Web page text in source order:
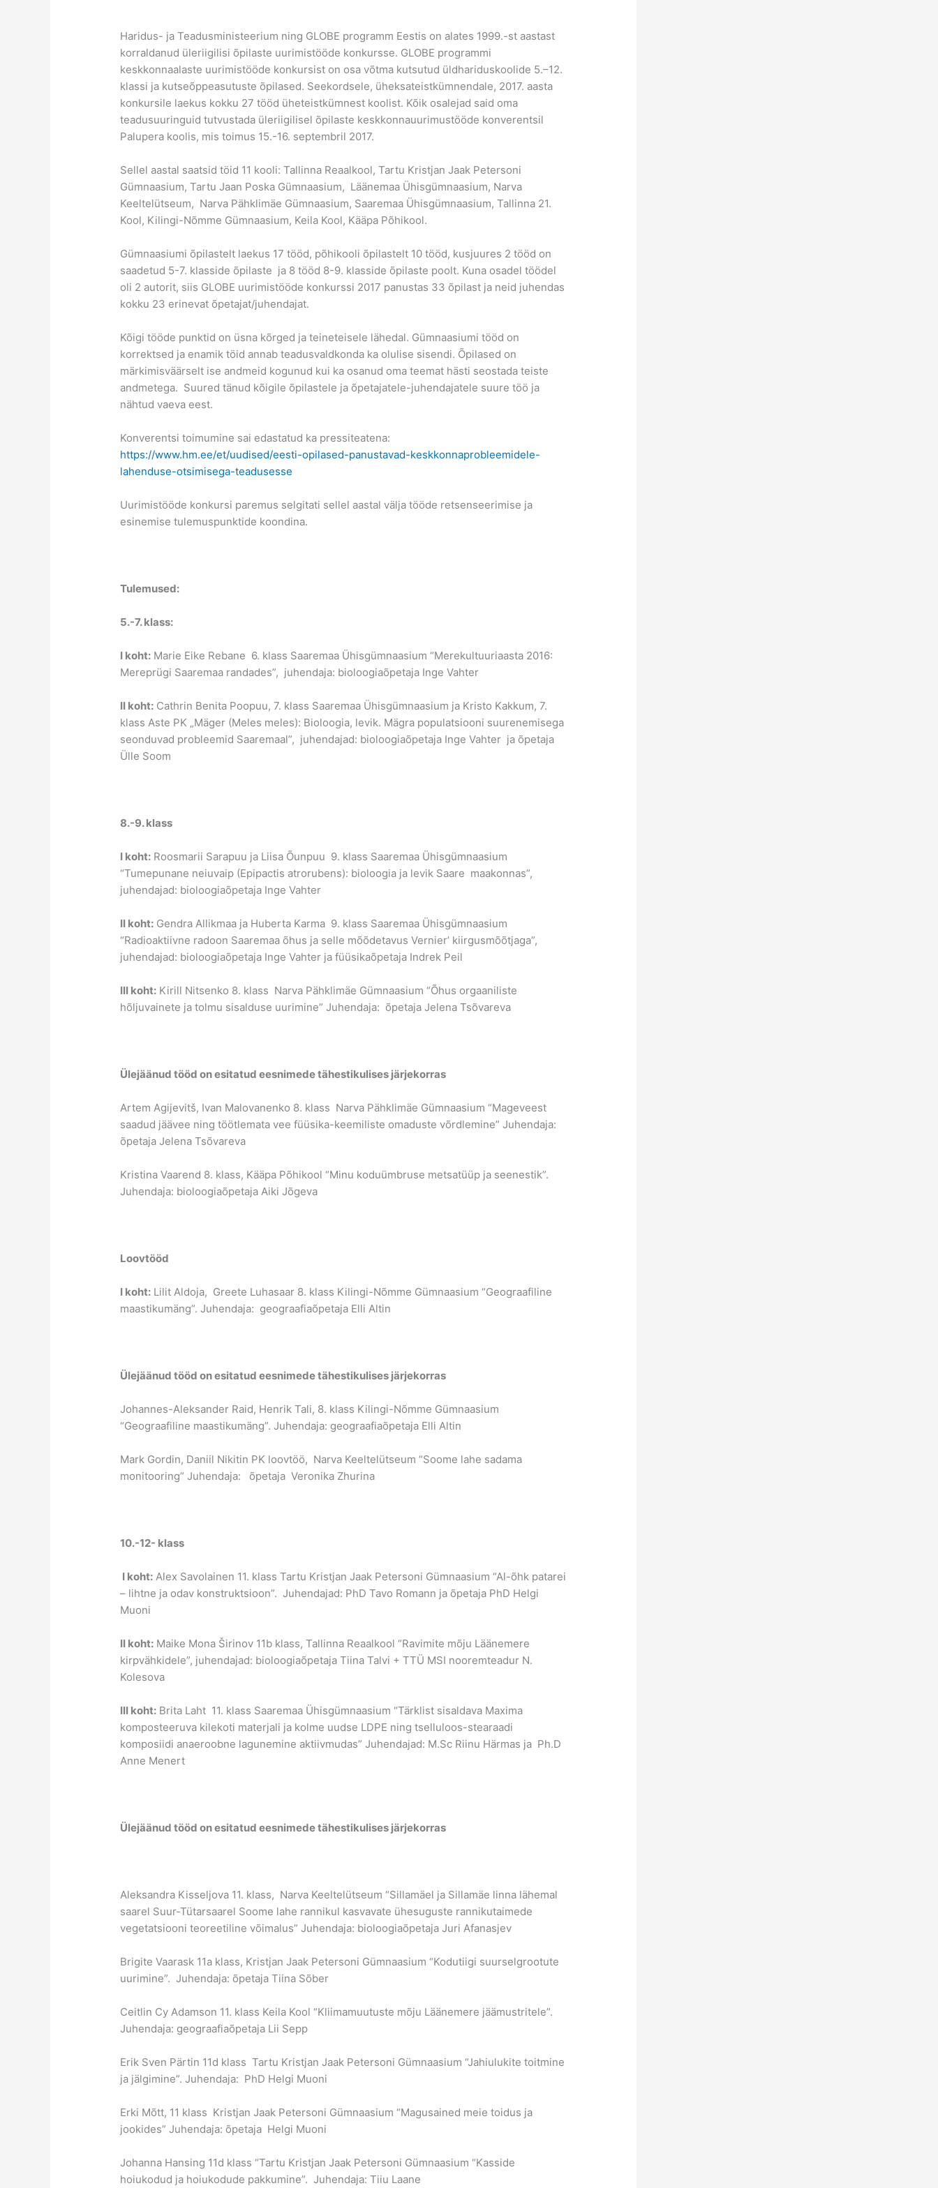
Haridus- ja Teadusministeerium ning GLOBE programm Eestis on alates 1999.-st aastast
korraldanud üleriigilisi õpilaste uurimistööde konkursse. GLOBE programmi
keskkonnaalaste uurimistööde konkursist on osa võtma kutsutud üldhariduskoolide 5.–12.
klassi ja kutseõppeasutuste õpilased. Seekordsele, üheksateistkümnendale, 2017. aasta
konkursile laekus kokku 27 tööd üheteistkümnest koolist. Kõik osalejad said oma
teadusuuringuid tutvustada üleriigilisel õpilaste keskkonnauurimustööde konverentsil
Palupera koolis, mis toimus 15.-16. septembril 2017.
Sellel aastal saatsid töid 11 kooli: Tallinna Reaalkool, Tartu Kristjan Jaak Petersoni
Gümnaasium, Tartu Jaan Poska Gümnaasium, Läänemaa Ühisgümnaasium, Narva
Keeltelütseum, Narva Pähklimäe Gümnaasium, Saaremaa Ühisgümnaasium, Tallinna 21.
Kool, Kilingi-Nõmme Gümnaasium, Keila Kool, Kääpa Põhikool.
Gümnaasiumi õpilastelt laekus 17 tööd, põhikooli õpilastelt 10 tööd, kusjuures 2 tööd on
saadetud 5-7. klasside õpilaste ja 8 tööd 8-9. klasside õpilaste poolt. Kuna osadel töödel
oli 2 autorit, siis GLOBE uurimistööde konkurssi 2017 panustas 33 õpilast ja neid juhendas
kokku 23 erinevat õpetajat/juhendajat.
Kõigi tööde punktid on üsna kõrged ja teineteisele lähedal. Gümnaasiumi tööd on
korrektsed ja enamik töid annab teadusvaldkonda ka olulise sisendi. Õpilased on
märkimisväärselt ise andmeid kogunud kui ka osanud oma teemat hästi seostada teiste
andmetega. Suured tänud kõigile õpilastele ja õpetajatele-juhendajatele suure töö ja
nähtud vaeva eest.
Konverentsi toimumine sai edastatud ka pressiteatena:
https://www.hm.ee/et/uudised/eesti-opilased-panustavad-keskkonnaprobleemidele-
lahenduse-otsimisega-teadusesse
Uurimistööde konkursi paremus selgitati sellel aastal välja tööde retsenseerimise ja
esinemise tulemuspunktide koondina.
Tulemused:
5.-7. klass:
I koht: Marie Eike Rebane 6. klass Saaremaa Ühisgümnaasium “Merekultuuriaasta 2016:
Mereprügi Saaremaa randades”, juhendaja: bioloogiaõpetaja Inge Vahter
II koht: Cathrin Benita Poopuu, 7. klass Saaremaa Ühisgümnaasium ja Kristo Kakkum, 7.
klass Aste PK „Mäger (Meles meles): Bioloogia, levik. Mägra populatsiooni suurenemisega
seonduvad probleemid Saaremaal”, juhendajad: bioloogiaõpetaja Inge Vahter ja õpetaja
Ülle Soom
8.-9. klass
I koht: Roosmarii Sarapuu ja Liisa Õunpuu 9. klass Saaremaa Ühisgümnaasium
“Tumepunane neiuvaip (Epipactis atrorubens): bioloogia ja levik Saare maakonnas”,
juhendajad: bioloogiaõpetaja Inge Vahter
II koht: Gendra Allikmaa ja Huberta Karma 9. klass Saaremaa Ühisgümnaasium
“Radioaktiivne radoon Saaremaa õhus ja selle mõõdetavus Vernier’ kiirgusmõõtjaga”,
juhendajad: bioloogiaõpetaja Inge Vahter ja füüsikaõpetaja Indrek Peil
III koht: Kirill Nitsenko 8. klass Narva Pähklimäe Gümnaasium “Õhus orgaaniliste
hõljuvainete ja tolmu sisalduse uurimine” Juhendaja: õpetaja Jelena Tsõvareva
Ülejäänud tööd on esitatud eesnimede tähestikulises järjekorras
Artem Agijevitš, Ivan Malovanenko 8. klass Narva Pähklimäe Gümnaasium “Mageveest
saadud jäävee ning töötlemata vee füüsika-keemiliste omaduste võrdlemine” Juhendaja:
õpetaja Jelena Tsõvareva
Kristina Vaarend 8. klass, Kääpa Põhikool “Minu koduümbruse metsatüüp ja seenestik”.
Juhendaja: bioloogiaõpetaja Aiki Jõgeva
Loovtööd
I koht: Lilit Aldoja, Greete Luhasaar 8. klass Kilingi-Nõmme Gümnaasium “Geograafiline
maastikumäng”. Juhendaja: geograafiaõpetaja Elli Altin
Ülejäänud tööd on esitatud eesnimede tähestikulises järjekorras
Johannes-Aleksander Raid, Henrik Tali, 8. klass Kilingi-Nõmme Gümnaasium
“Geograafiline maastikumäng”. Juhendaja: geograafiaõpetaja Elli Altin
Mark Gordin, Daniil Nikitin PK loovtöö, Narva Keeltelütseum “Soome lahe sadama
monitooring” Juhendaja: õpetaja Veronika Zhurina
10.-12- klass
I koht: Alex Savolainen 11. klass Tartu Kristjan Jaak Petersoni Gümnaasium “Al-õhk patarei
– lihtne ja odav konstruktsioon”. Juhendajad: PhD Tavo Romann ja õpetaja PhD Helgi
Muoni
II koht: Maike Mona Širinov 11b klass, Tallinna Reaalkool “Ravimite mõju Läänemere
kirpvähkidele”, juhendajad: bioloogiaõpetaja Tiina Talvi + TTÜ MSI nooremteadur N.
Kolesova
III koht: Brita Laht 11. klass Saaremaa Ühisgümnaasium “Tärklist sisaldava Maxima
komposteeruva kilekoti materjali ja kolme uudse LDPE ning tselluloos-stearaadi
komposiidi anaeroobne lagunemine aktiivmudas” Juhendajad: M.Sc Riinu Härmas ja Ph.D
Anne Menert
Ülejäänud tööd on esitatud eesnimede tähestikulises järjekorras
Aleksandra Kisseljova 11. klass, Narva Keeltelütseum “Sillamäel ja Sillamäe linna lähemal
saarel Suur-Tütarsaarel Soome lahe rannikul kasvavate ühesuguste rannikutaimede
vegetatsiooni teoreetiline võimalus” Juhendaja: bioloogiaõpetaja Juri Afanasjev
Brigite Vaarask 11a klass, Kristjan Jaak Petersoni Gümnaasium “Kodutiigi suurselgrootute
uurimine”. Juhendaja: õpetaja Tiina Sõber
Ceitlin Cy Adamson 11. klass Keila Kool “Kliimamuutuste mõju Läänemere jäämustritele”.
Juhendaja: geograafiaõpetaja Lii Sepp
Erik Sven Pärtin 11d klass Tartu Kristjan Jaak Petersoni Gümnaasium “Jahiulukite toitmine
ja jälgimine”. Juhendaja: PhD Helgi Muoni
Erki Mõtt, 11 klass Kristjan Jaak Petersoni Gümnaasium “Magusained meie toidus ja
jookides” Juhendaja: õpetaja Helgi Muoni
Johanna Hansing 11d klass “Tartu Kristjan Jaak Petersoni Gümnaasium “Kasside
hoiukodud ja hoiukodude pakkumine”. Juhendaja: Tiiu Laane